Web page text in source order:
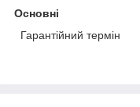
Основні
Гарантійний термін